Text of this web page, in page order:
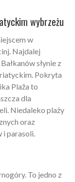
wybrzeżu
w
Najdalej
słynie z
Pokryta
Plaža to
dla
Niedaleko plaży
oraz
i parasoli.
To jedno z